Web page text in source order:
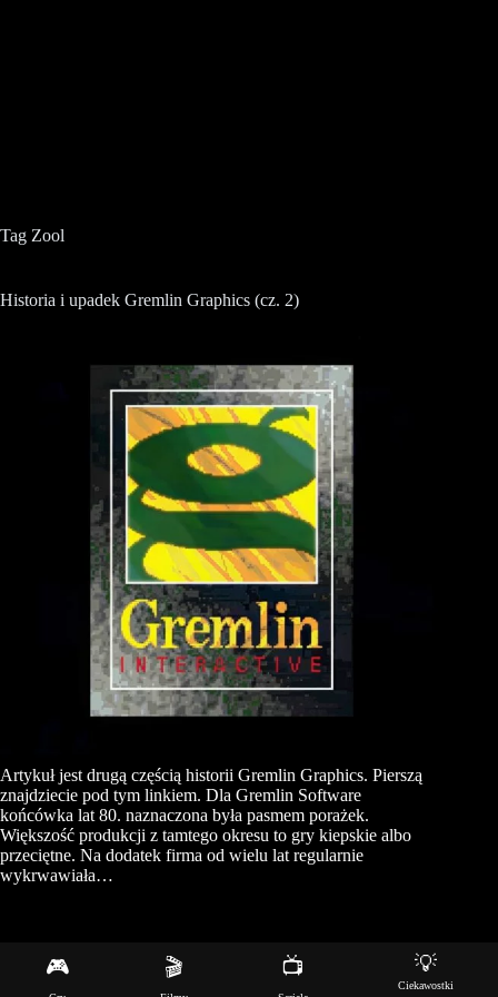
Tag Zool
Historia i upadek Gremlin Graphics (cz. 2)
Artykuł jest drugą częścią historii Gremlin Graphics. Pierszą
znajdziecie pod tym linkiem. Dla Gremlin Software
końcówka lat 80. naznaczona była pasmem porażek.
Większość produkcji z tamtego okresu to gry kiepskie albo
przeciętne. Na dodatek firma od wielu lat regularnie
wykrwawiała…
🎮 🎬 📺 💡
Ciekawostki
Copyright © 2026 - Motyw WordPress stworzony przez